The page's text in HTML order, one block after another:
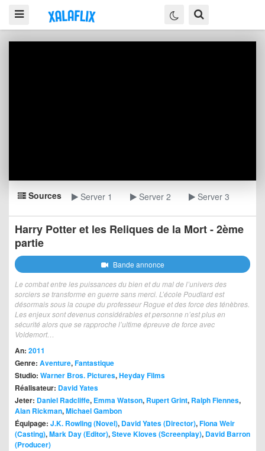
Sources Server 1 Server 2 Server 3
Harry Potter et les Reliques de la Mort - 2ème
partie
Bande annonce
Le combat entre les puissances du bien et du mal de l’univers des
sorciers se transforme en guerre sans merci. L’école Poudlard est
désormais sous la coupe du professeur Rogue et des force des ténèbres.
Les enjeux sont devenus considérables et personne n’est plus en
sécurité alors que se rapproche l’ultime épreuve de force avec
Voldemort…
An: 2011
Genre: Aventure,Fantastique
Studio: Warner Bros. Pictures,Heyday Films
Réalisateur: David Yates
Jeter: Daniel Radcliffe, Emma Watson, Rupert Grint, Ralph Fiennes,
Alan Rickman,Michael Gambon
Équipage: J.K. Rowling (Novel), David Yates (Director),Fiona Weir
(Casting),Mark Day (Editor),Steve Kloves (Screenplay), David Barron
(Producer)